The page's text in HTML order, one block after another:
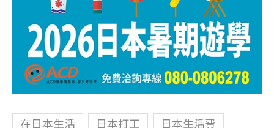
在日本生活 日本打工 日本生活費